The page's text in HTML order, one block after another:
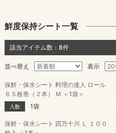
鮮度保持シート一覧
該当アイテム数： 8件
並べ替え 表示
保鮮・保水シート 料理の達人 ロール
６５枚巻（２本） Ｍ ＜1袋＞
入数 1袋
保鮮・保水シート 四万十川 Ｌ １００